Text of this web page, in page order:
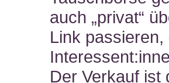
auch „privat“
Link
Der Verkauf ist